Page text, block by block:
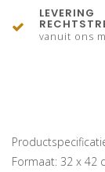
LEVERING
vanuit ons
Formaat: 32 x 42